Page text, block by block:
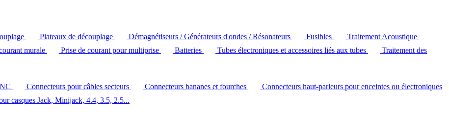
Plateaux de découplage Démagnétiseurs / Générateurs d'ondes / Résonateurs Fusibles
Traitement Acoustique
murale Prise de courant pour multiprise Batteries Tubes électroniques et accessoires liés aux tubes
Traitement des
Connecteurs pour câbles secteurs Connecteurs bananes et fourches
Connecteurs haut-parleurs pour enceintes ou électroniques
casques Jack, Minijack, 4.4, 3.5, 2.5...